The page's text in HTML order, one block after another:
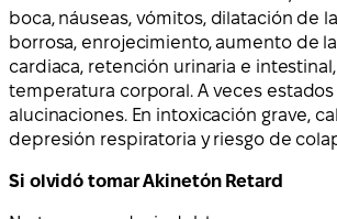
boca, náuseas, vómitos, dilatación de
borrosa, enrojecimiento, aumento de
cardiaca, retención urinaria e
temperatura corporal. A veces
alucinaciones. En intoxicación grave,
depresión respiratoria y riesgo de
Si olvidó tomar Akinetón Retard